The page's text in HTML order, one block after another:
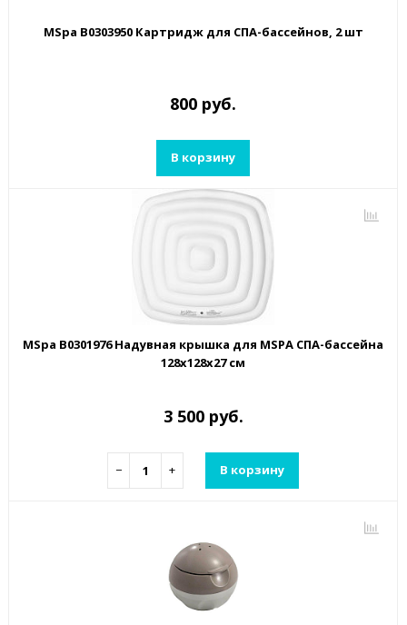
MSpa B0303950 Картридж для СПА-бассейнов, 2 шт
800 руб.
В корзину
MSpa B0301976 Надувная крышка для MSPA СПА-бассейна
128х128х27 см
3 500 руб.
− + В корзину